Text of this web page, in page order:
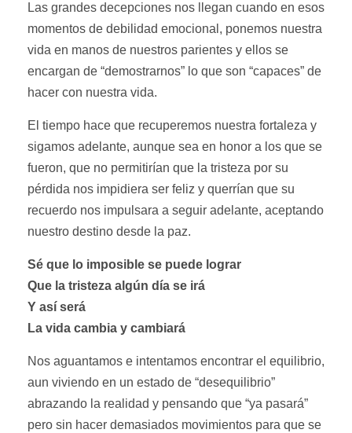
Las grandes decepciones nos llegan cuando en esos
momentos de debilidad emocional, ponemos nuestra
vida en manos de nuestros parientes y ellos se
encargan de “demostrarnos” lo que son “capaces” de
hacer con nuestra vida.
El tiempo hace que recuperemos nuestra fortaleza y
sigamos adelante, aunque sea en honor a los que se
fueron, que no permitirían que la tristeza por su
pérdida nos impidiera ser feliz y querrían que su
recuerdo nos impulsara a seguir adelante, aceptando
nuestro destino desde la paz.
Sé que lo imposible se puede lograr
Que la tristeza algún día se irá
Y así será
La vida cambia y cambiará
Nos aguantamos e intentamos encontrar el equilibrio,
aun viviendo en un estado de “desequilibrio”
abrazando la realidad y pensando que “ya pasará”
pero sin hacer demasiados movimientos para que se